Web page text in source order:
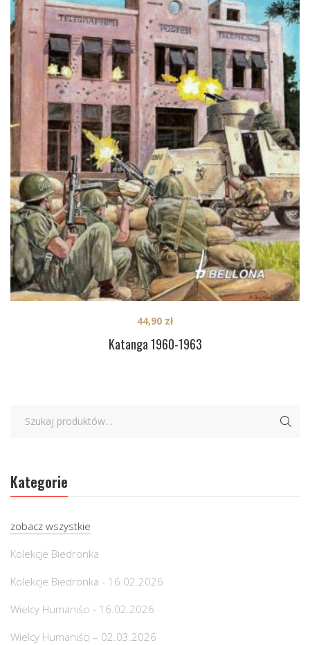
Katanga 1960-1963
44,90 zł
Kategorie
zobacz wszystkie
Kolekcje Biedronka
Kolekcje Biedronka - 16.02.2026
Wielcy Humaniści - 16.02.2026
Wielcy Humaniści – 02.03.2026